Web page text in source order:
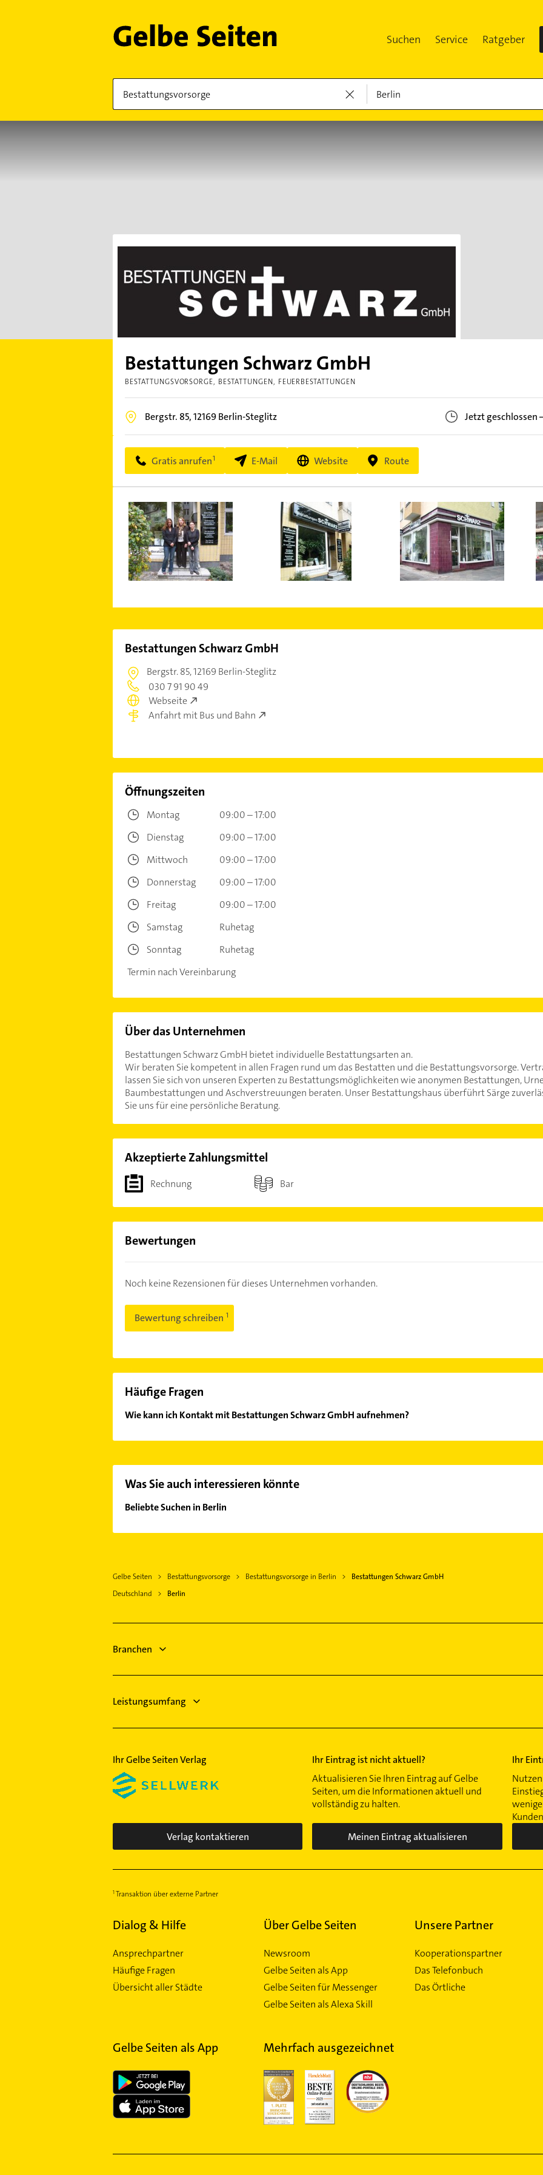
Suchen Service Ratgeber
Bestattungen Schwarz GmbH
BESTATTUNGSVORSORGE BESTATTUNGEN FEUERBESTATTUNGEN
Bergstr. 85,12169Berlin-Steglitz Jetzt geschlossen
Gratis anrufen E-Mail Website Route
Bestattungen Schwarz GmbH
Bergstr. 85,12169 Berlin-Steglitz
030 7 91 90 49
Webseite
Anfahrt mit Bus und Bahn
Öffnungszeiten
Montag
09:00 – 17:00
Dienstag
09:00 – 17:00
Mittwoch
09:00 – 17:00
Donnerstag
09:00 – 17:00
Freitag
09:00 – 17:00
Samstag
Ruhetag
Sonntag
Ruhetag
Termin nach Vereinbarung
Über das Unternehmen
Bestattungen Schwarz GmbH bietet individuelle Bestattungsarten an.
Wir beraten Sie kompetent in allen Fragen rund um das Bestatten und die Bestattungsvorsorge.
lassen Sie sich von unseren Experten zu Bestattungsmöglichkeiten wie anonymen Bestattungen,
Baumbestattungen und Aschverstreuungen beraten. Unser Bestattungshaus überführt Särge
Sie uns für eine persönliche Beratung.
Akzeptierte Zahlungsmittel
Rechnung Bar
Bewertungen
Noch keine Rezensionen für dieses Unternehmen vorhanden.
Bewertung schreiben
Häufige Fragen
Wie kann ich Kontakt mit Bestattungen Schwarz GmbH aufnehmen?
Was Sie auch interessieren könnte
Beliebte Suchen in Berlin
Immobilien
Immobilienmakler
Sanitärinstallation
Gelbe Seiten Bestattungsvorsorge Bestattungsvorsorge in Berlin
Bestattungen Schwarz GmbH
Deutschland
Berlin
Branchen
Leistungsumfang
Ihr Gelbe Seiten Verlag
Verlag kontaktieren
Ihr Eintrag ist nicht aktuell?
Aktualisieren Sie Ihren Eintrag auf Gelbe
Seiten, um die Informationen aktuell und
vollständig zu halten.
Meinen Eintrag aktualisieren
Ihr
Transaktion über externe Partner
Dialog & Hilfe
Ansprechpartner
Häufige Fragen
Übersicht aller Städte
Über Gelbe Seiten
Newsroom
Gelbe Seiten als App
Gelbe Seiten für Messenger
Gelbe Seiten als Alexa Skill
Unsere Partner
Kooperationspartner
Das Telefonbuch
Das Örtliche
Gelbe Seiten als App Mehrfach ausgezeichnet